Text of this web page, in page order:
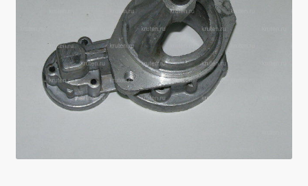
Производители
Юридические данные